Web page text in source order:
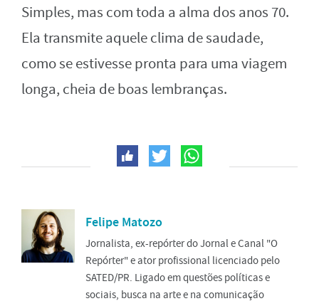
Simples, mas com toda a alma dos anos 70.
Ela transmite aquele clima de saudade,
como se estivesse pronta para uma viagem
longa, cheia de boas lembranças.
Felipe Matozo
Jornalista, ex-repórter do Jornal e Canal "O
Repórter" e ator profissional licenciado pelo
SATED/PR. Ligado em questões políticas e
sociais, busca na arte e na comunicação